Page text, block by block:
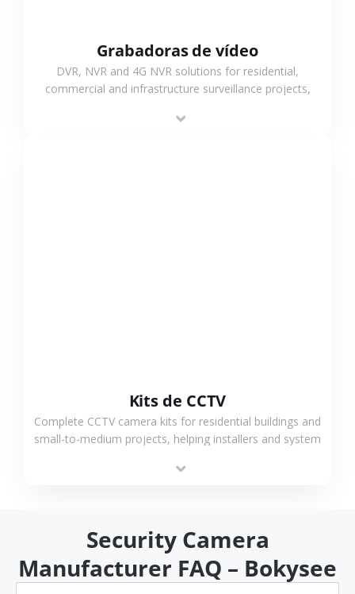
Grabadoras de vídeo
DVR, NVR and 4G NVR solutions for residential,
commercial and infrastructure surveillance projects,
Kits de CCTV
Complete CCTV camera kits for residential buildings and
small-to-medium projects, helping installers and system
time.
Security Camera
Manufacturer FAQ – Bokysee